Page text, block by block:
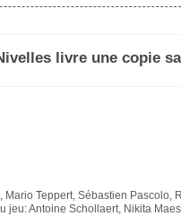
livre une copie
Teppert, Sébastien Pascolo,
jeu: Antoine Schollaert, Nikita